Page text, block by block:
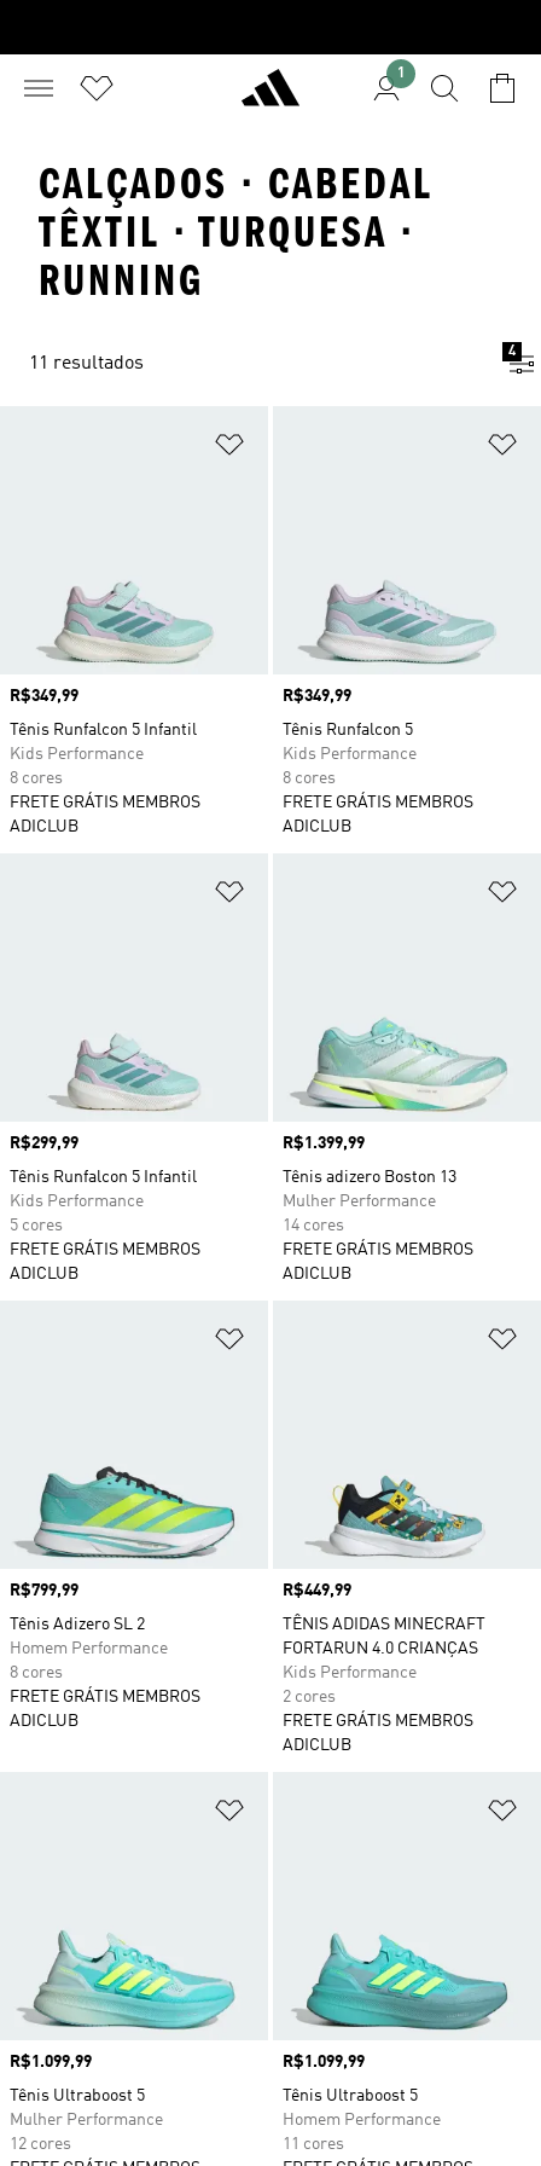
1
CALÇADOS · CABEDAL
TÊXTIL · TURQUESA ·
RUNNING
11 resultados
4
Preço
R$349,99
Tênis Runfalcon 5 Infantil
Kids Performance
8 cores
FRETE GRÁTIS MEMBROS
ADICLUB
Preço
R$349,99
Tênis Runfalcon 5
Kids Performance
8 cores
FRETE GRÁTIS MEMBROS
ADICLUB
Preço
R$299,99
Tênis Runfalcon 5 Infantil
Kids Performance
5 cores
FRETE GRÁTIS MEMBROS
ADICLUB
Preço
R$1.399,99
Tênis adizero Boston 13
Mulher Performance
14 cores
FRETE GRÁTIS MEMBROS
ADICLUB
Preço
R$799,99
Tênis Adizero SL 2
Homem Performance
8 cores
FRETE GRÁTIS MEMBROS
ADICLUB
Preço
R$449,99
TÊNIS ADIDAS MINECRAFT
FORTARUN 4.0 CRIANÇAS
Kids Performance
2 cores
FRETE GRÁTIS MEMBROS
ADICLUB
Preço
R$1.099,99
Tênis Ultraboost 5
Mulher Performance
12 cores
Preço
R$1.099,99
Tênis Ultraboost 5
Homem Performance
11 cores